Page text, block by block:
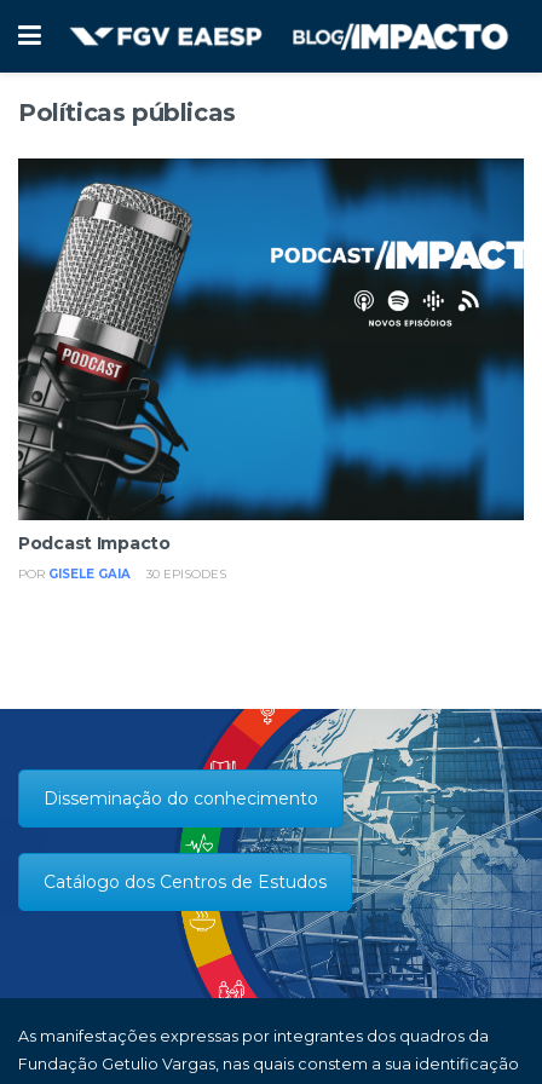
Políticas públicas
Podcast Impacto
POR GISELE GAIA 30 EPISODES
Disseminação do conhecimento
Catálogo dos Centros de Estudos
As manifestações expressas por integrantes dos quadros da
Fundação Getulio Vargas, nas quais constem a sua identificação